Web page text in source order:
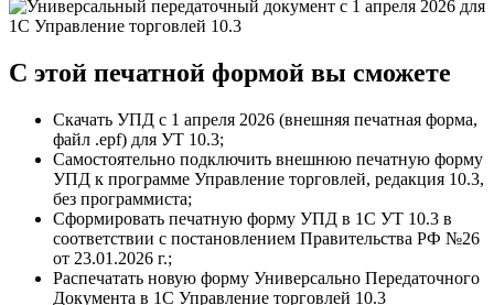
C этой печатной формой вы сможете
Скачать УПД с 1 апреля 2026 (внешняя печатная форма,
файл .epf) для УТ 10.3;
Самостоятельно подключить внешнюю печатную форму
УПД к программе Управление торговлей, редакция 10.3,
без программиста;
Сформировать печатную форму УПД в 1С УТ 10.3 в
соответствии с постановлением Правительства РФ №26
от 23.01.2026 г.;
Распечатать новую форму Универсально Передаточного
Документа в 1С Управление торговлей 10.3